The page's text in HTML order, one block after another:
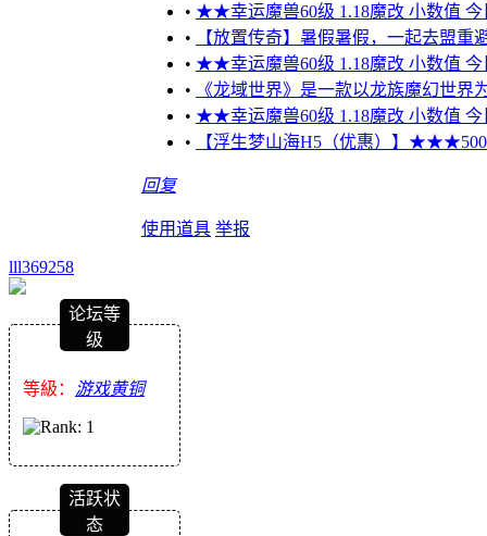
• ★★幸运魔兽60级 1.18魔改 小数值
•
【放置传奇】暑假暑假，一起去盟重
• ★★幸运魔兽60级 1.18魔改 小数值
•
《龙域世界》是一款以龙族魔幻世
• ★★幸运魔兽60级 1.18魔改 小数值
•
【浮生梦山海H5（优惠）】
回复
使用道具 举报
lll369258
论坛等
级
等級： 游戏黄铜
活跃状
态